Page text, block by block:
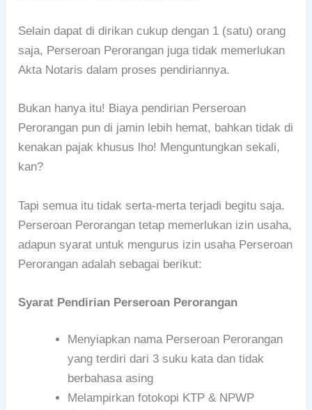
Selain dapat di dirikan cukup dengan 1 (satu) orang
saja, Perseroan Perorangan juga tidak memerlukan
Akta Notaris dalam proses pendiriannya.
Bukan hanya itu! Biaya pendirian Perseroan
Perorangan pun di jamin lebih hemat, bahkan tidak di
kenakan pajak khusus lho! Menguntungkan sekali,
kan?
Tapi semua itu tidak serta-merta terjadi begitu saja.
Perseroan Perorangan tetap memerlukan izin usaha,
adapun syarat untuk mengurus izin usaha Perseroan
Perorangan adalah sebagai berikut:
Syarat Pendirian Perseroan Perorangan
Menyiapkan nama Perseroan Perorangan
yang terdiri dari 3 suku kata dan tidak
berbahasa asing
Melampirkan fotokopi KTP & NPWP